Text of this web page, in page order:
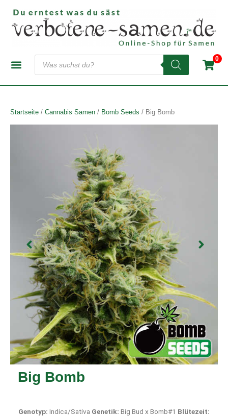
Inhalt
springen
Products
search
0
Startseite / Cannabis Samen / Bomb Seeds / Big Bomb
Big Bomb
Genotyp: Indica/Sativa Genetik: Big Bud x Bomb#1 Blütezeit: